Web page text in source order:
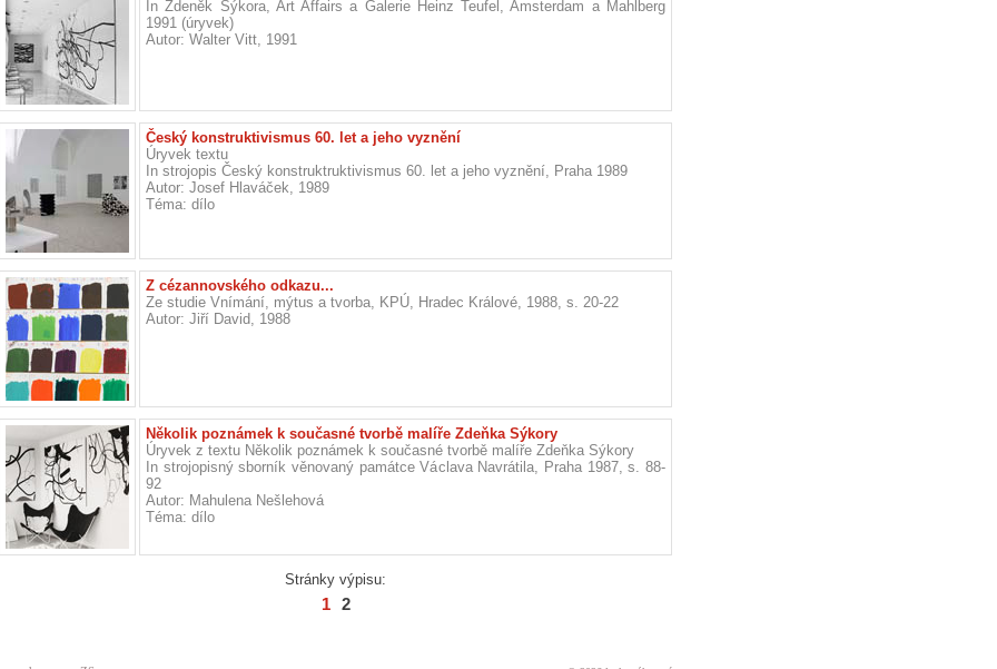
In Zdeněk Sýkora, Art Affairs a Galerie Heinz Teufel, Amsterdam a Mahlberg
1991 (úryvek)
Autor: Walter Vitt, 1991
Český konstruktivismus 60. let a jeho vyznění
Úryvek textu
In strojopis Český konstruktruktivismus 60. let a jeho vyznění, Praha 1989
Autor: Josef Hlaváček, 1989
Téma: dílo
Z cézannovského odkazu...
Ze studie Vnímání, mýtus a tvorba, KPÚ, Hradec Králové, 1988, s. 20-22
Autor: Jiří David, 1988
Několik poznámek k současné tvorbě malíře Zdeňka Sýkory
Úryvek z textu Několik poznámek k současné tvorbě malíře Zdeňka Sýkory
In strojopisný sborník věnovaný památce Václava Navrátila, Praha 1987, s. 88-
92
Autor: Mahulena Nešlehová
Téma: dílo
Stránky výpisu:
1 2